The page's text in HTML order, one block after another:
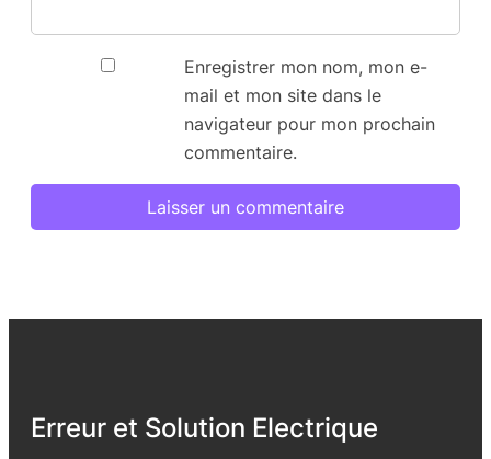
Enregistrer mon nom, mon e-
mail et mon site dans le
navigateur pour mon prochain
commentaire.
Erreur et Solution Electrique